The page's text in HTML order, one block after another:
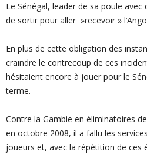
Le Sénégal, leader de sa poule
de sortir pour aller »recevoir »
En plus de cette obligation des
craindre le contrecoup de ces
hésitaient encore à jouer pour le
terme.
Contre la Gambie en éliminatoires
en octobre 2008, il a fallu les
joueurs et, avec la répétition de ces